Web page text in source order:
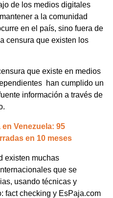
de los medios digitales
a la comunidad
en el país, sino fuera de
censura que existen los
que existe en medios
han cumplido un
información a través de
Venezuela: 95
en 10 meses
existen muchas
que se
usando técnicas y
fact checking y EsPaja.com